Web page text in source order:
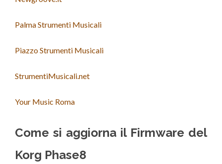
Palma Strumenti Musicali
Piazzo Strumenti Musicali
StrumentiMusicali.net
Your Music Roma
Come si aggiorna il Firmware del
Korg Phase8